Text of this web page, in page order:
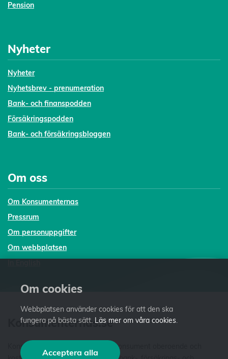
Pension
Nyheter
Nyheter
Nyhetsbrev - prenumeration
Bank- och finanspodden
Försäkringspodden
Bank- och försäkringsbloggen
Om oss
Om Konsumenternas
Pressrum
Om personuppgifter
Om webbplatsen
Konsumenternas.se
Konsumenternas.se ger dig som konsument oberoende och
Om cookies
Webbplatsen använder cookies för att den ska
fungera på bästa sätt. Läs mer om våra cookies.
Acceptera alla